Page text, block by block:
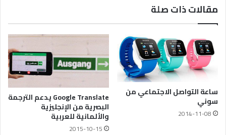
مقالات ذات صلة
ساعة التواصل الاجتماعي من
سوني
2014-11-08
Google Translate يدعم الترجمة
البصرية من الإنجليزية
والألمانية للعربية
2015-10-15